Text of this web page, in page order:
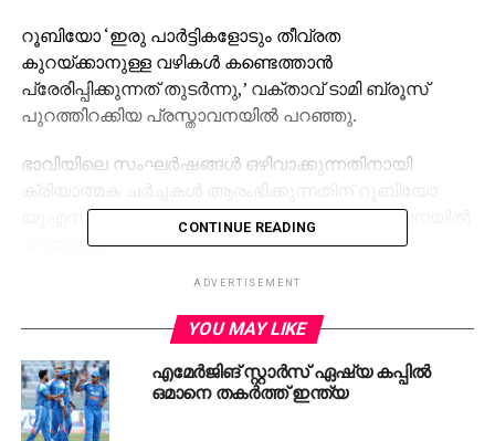
റൂബിയോ ‘ഇരു പാര്‍ട്ടികളോടും തീവ്രത
കുറയ്ക്കാനുള്ള വഴികള്‍ കണ്ടെത്താന്‍
പ്രേരിപ്പിക്കുന്നത് തുടര്‍ന്നു,’ വക്താവ് ടാമി ബ്രൂസ്
പുറത്തിറക്കിയ പ്രസ്താവനയില്‍ പറഞ്ഞു.
ഭാവിയിലെ സംഘര്‍ഷങ്ങള്‍ ഒഴിവാക്കുന്നതിനായി
യുഎസ് സഹായം വാഗ്ദാനം ചെയ്തു,” പ്രസ്താവനയില്‍
പറയുന്നു.
ഏപ്രില്‍ 22-ന് അതിര്‍ത്തി കടന്നുള്ള പഹല്‍ഗാം
ആക്രമണത്തിന് മറുപടിയായി പാകിസ്ഥാന്‍, പാക്
അധിനിവേശ കശ്മീരിലെ (PoK) തീവ്രവാദ
ലോഞ്ച്പാഡുകള്‍ ലക്ഷ്യമിട്ട് ഇന്ത്യന്‍ സായുധ
സേന ബുധനാഴ്ച കൃത്യമായ ആക്രമണം
നടത്തിയതിന് ശേഷം ഇന്ത്യയും പാകിസ്ഥാനും
CONTINUE READING
ADVERTISEMENT
YOU MAY LIKE
എമേര്‍ജിങ് സ്റ്റാര്‍സ് ഏഷ്യ കപ്പില്‍
ഒമാനെ തകര്‍ത്ത് ഇന്ത്യ